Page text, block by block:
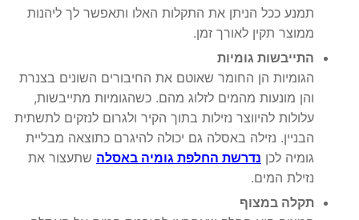
תמנע ככל הניתן את התקלות האלו ותאפשר לך ליהנות
ממוצר תקין לאורך זמן.
התייבשות גומיות
הגומיות הן החומר שאוטם את החיבורים השונים בצנרת
והן מונעות מהמים לזלוג מהם. כשהגומיות מתייבשות,
עלולות להיווצר נזילות בתוך הקיר ולגרום לנזקים לתשתית
הבניין. נזילה באסלה גם יכולה להיגרם כתוצאה מבליית
גומיה לכן נדרשת החלפת גומיה באסלה שתעצור את
נזילת המים.
תקלה במצוף